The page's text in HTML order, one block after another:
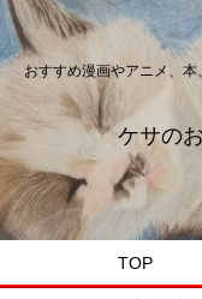
おすすめ漫画やアニメ、
ケサの
TOP